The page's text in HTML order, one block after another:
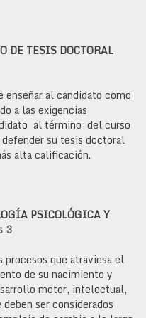
DE TESIS DOCTORAL
al candidato como
a las exigencias
al término del curso
su tesis doctoral
alta calificación.
PSICOLÓGICA Y
3
que atraviesa el
de su nacimiento y
motor, intelectual,
ser considerados